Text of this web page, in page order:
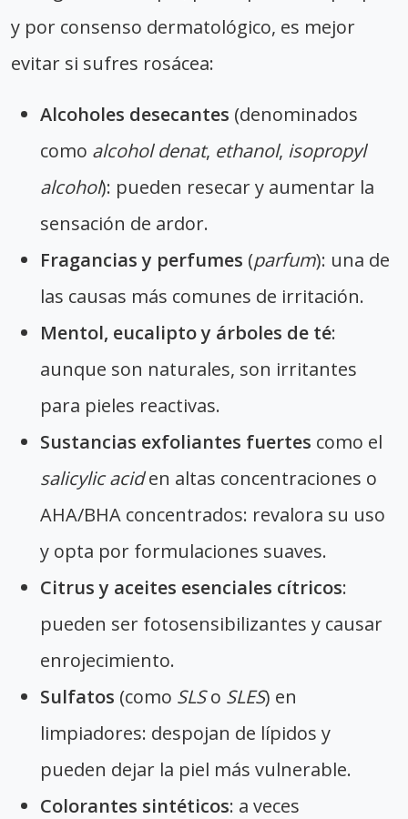
y por consenso dermatológico, es mejor
evitar si sufres rosácea:
Alcoholes desecantes (denominados
como alcohol denat, ethanol, isopropyl
alcohol): pueden resecar y aumentar la
sensación de ardor.
Fragancias y perfumes (parfum): una de
las causas más comunes de irritación.
Mentol, eucalipto y árboles de té:
aunque son naturales, son irritantes
para pieles reactivas.
Sustancias exfoliantes fuertes como el
salicylic aciden altas concentraciones o
AHA/BHA concentrados: revalora su uso
y opta por formulaciones suaves.
Citrus y aceites esenciales cítricos:
pueden ser fotosensibilizantes y causar
enrojecimiento.
Sulfatos (como SLSo SLES) en
limpiadores: despojan de lípidos y
pueden dejar la piel más vulnerable.
Colorantes sintéticos: a veces